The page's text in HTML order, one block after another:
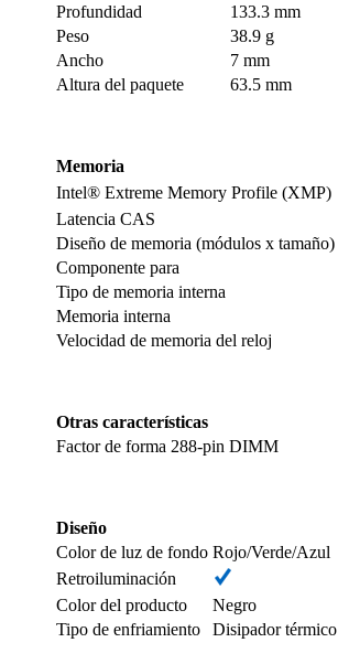
Profundidad
133.3 mm
Peso
38.9 g
Ancho
7 mm
Altura del paquete
63.5 mm
Memoria
Intel® Extreme Memory Profile (XMP)
Latencia CAS
Diseño de memoria (módulos x tamaño)
Componente para
Tipo de memoria interna
Memoria interna
Velocidad de memoria del reloj
Otras características
Factor de forma 288-pin DIMM
Diseño
Color de luz de fondo Rojo/Verde/Azul
Retroiluminación
Color del producto
Negro
Tipo de enfriamiento
Disipador térmico